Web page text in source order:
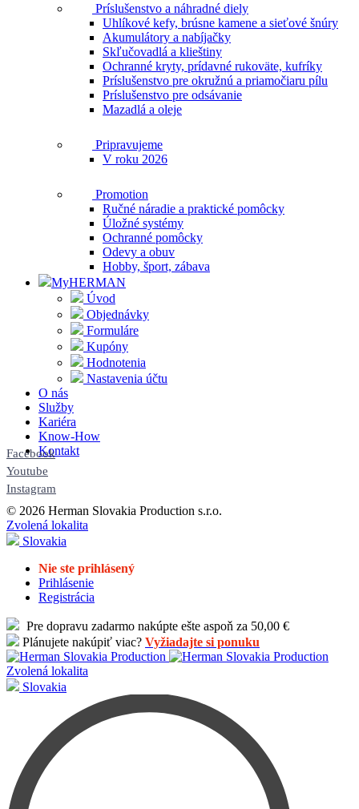
Príslušenstvo a náhradné diely
Uhlíkové kefy, brúsne kamene a sieťové šnúry
Akumulátory a nabíjačky
Skľučovadlá a klieštiny
Ochranné kryty, prídavné rukoväte, kufríky
Príslušenstvo pre okružnú a priamočiaru pílu
Príslušenstvo pre odsávanie
Mazadlá a oleje
Pripravujeme
V roku 2026
Promotion
Ručné náradie a praktické pomôcky
Úložné systémy
Ochranné pomôcky
Odevy a obuv
Hobby, šport, zábava
MyHERMAN
Úvod
Objednávky
Formuláre
Kupóny
Hodnotenia
Nastavenia účtu
O nás
Služby
Kariéra
Know-How
Kontakt
Facebook
Youtube
Instagram
© 2026 Herman Slovakia Production s.r.o.
Zvolená lokalita
Slovakia
Nie ste prihlásený
Prihlásenie
Registrácia
Pre dopravu zadarmo nakúpte ešte aspoň za 50,00 €
Plánujete nakúpiť viac? Vyžiadajte si ponuku
Zvolená lokalita
Slovakia